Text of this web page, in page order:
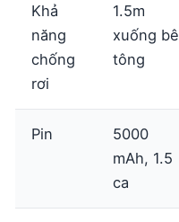
Khả
năng
chống
rơi
1.5m
xuống bê
tông
Pin
5000
mAh, 1.5
ca